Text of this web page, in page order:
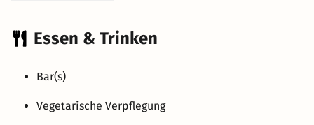
Essen & Trinken
Bar(s)
Vegetarische Verpflegung